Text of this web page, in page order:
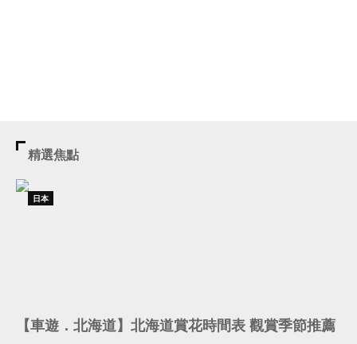
精選焦點
日本
【車遊．北海道】北海道賞花時間表 觀賞季節推薦